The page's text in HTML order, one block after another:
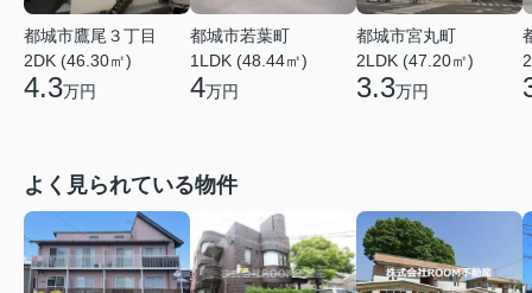
都城市鷹尾３丁目
2DK (46.30㎡)
4.3万円
都城市若葉町
1LDK (48.44㎡)
4万円
都城市宮丸町
2LDK (47.20㎡)
3.3万円
よく見られている物件